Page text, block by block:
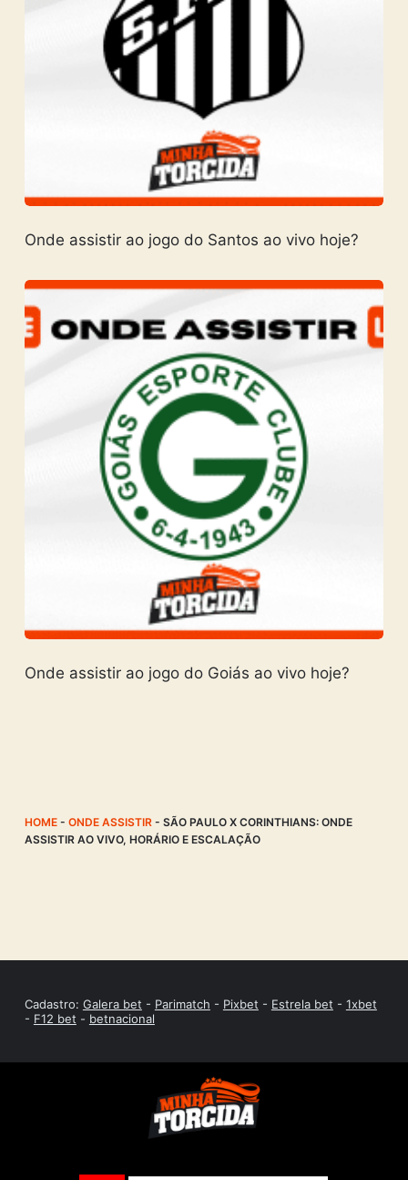
Onde assistir ao jogo do Santos ao vivo hoje?
Onde assistir ao jogo do Goiás ao vivo hoje?
HOME- ONDE ASSISTIR- SÃO PAULO X CORINTHIANS: ONDE
ASSISTIR AO VIVO, HORÁRIO E ESCALAÇÃO
Cadastro: Galera bet - Parimatch - Pixbet - Estrela bet - 1xbet
- F12 bet - betnacional